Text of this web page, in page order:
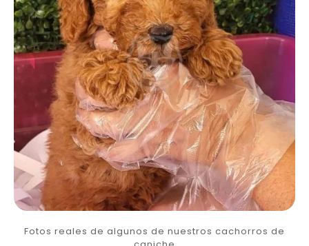
Fotos reales de algunos de nuestros cachorros de